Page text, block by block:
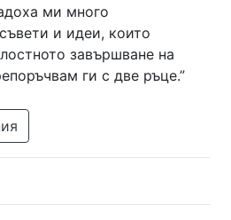
ми много
и идеи, които
завършване на
ги с две ръце.”